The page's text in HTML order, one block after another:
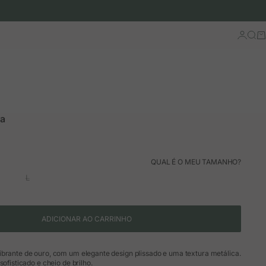
Iniciar
QUAL É O MEU TAMANHO?
L
ADICIONAR AO CARRINHO
de ouro, com um elegante design plissado e uma textura metálica.
e cheio de brilho.